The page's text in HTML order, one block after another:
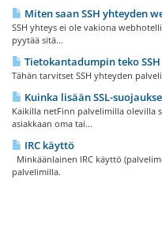
Miten saan SSH yhteyden
SSH yhteys ei ole vakiona
pyytää sitä...
Tietokantadumpin teko
Tähän tarvitset SSH yhteyden
Kuinka lisään SSL-
Kaikilla netFinn palvelimilla olevilla
asiakkaan oma tai...
IRC käyttö
Minkäänlainen IRC käyttö
palvelimilla.